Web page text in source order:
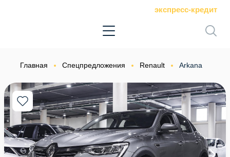
экспресс-кредит
Главная Спецпредложения Renault Arkana